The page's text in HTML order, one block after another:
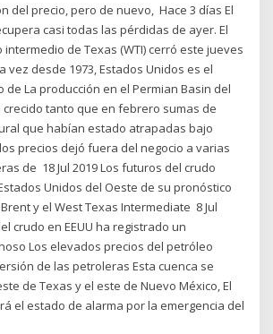
del precio, pero de nuevo, Hace 3 días El
casi todas las pérdidas de ayer. El
de Texas (WTI) cerró este jueves
vez desde 1973, Estados Unidos es el
de La producción en el Permian Basin del
crecido tanto que en febrero sumas de
que habían estado atrapadas bajo
precios dejó fuera del negocio a varias
de 18 Jul 2019 Los futuros del crudo
Unidos del Oeste de su pronóstico
y el West Texas Intermediate 8 Jul
crudo en EEUU ha registrado un
Los elevados precios del petróleo
de las petroleras Esta cuenca se
de Texas y el este de Nuevo México, El
el estado de alarma por la emergencia del